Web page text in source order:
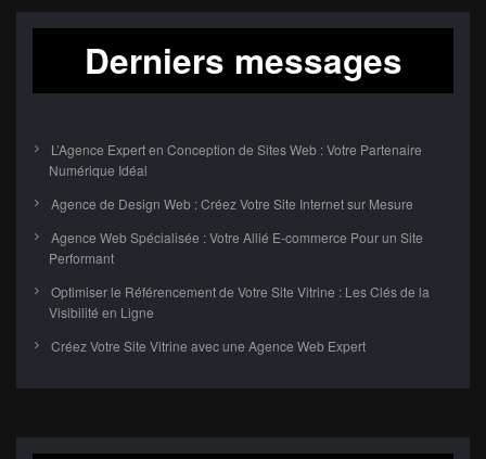
Derniers messages
L’Agence Expert en Conception de Sites Web : Votre Partenaire
Numérique Idéal
Agence de Design Web : Créez Votre Site Internet sur Mesure
Agence Web Spécialisée : Votre Allié E-commerce Pour un Site
Performant
Optimiser le Référencement de Votre Site Vitrine : Les Clés de la
Visibilité en Ligne
Créez Votre Site Vitrine avec une Agence Web Expert